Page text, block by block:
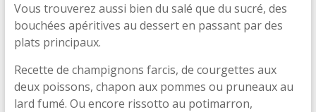
Vous trouverez aussi bien du salé que du sucré, des
bouchées apéritives au dessert en passant par des
plats principaux.
Recette de champignons farcis, de courgettes aux
deux poissons, chapon aux pommes ou pruneaux au
lard fumé. Ou encore rissotto au potimarron,